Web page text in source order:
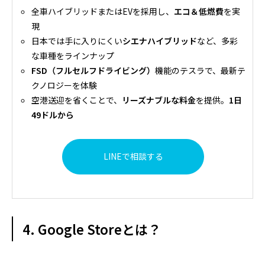
全車ハイブリッドまたはEVを採用し、 エコ＆低燃費を実
現
日本では手に入りにくいシエナハイブリッドなど、多彩
な車種をラインナップ
FSD（フルセルフドライビング）機能のテスラで、最新テ
クノロジーを体験
空港送迎を省くことで、
リーズナブルな料金を提供。 1日
49ドルから
LINEで相談する
4. Google Storeとは？